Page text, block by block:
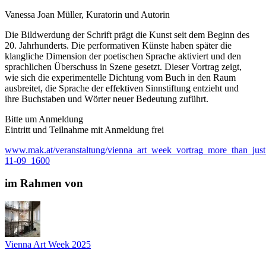
Vanessa Joan Müller, Kuratorin und Autorin
Die Bildwerdung der Schrift prägt die Kunst seit dem Beginn des
20. Jahrhunderts. Die performativen Künste haben später die
klangliche Dimension der poetischen Sprache aktiviert und den
sprachlichen Überschuss in Szene gesetzt. Dieser Vortrag zeigt,
wie sich die experimentelle Dichtung vom Buch in den Raum
ausbreitet, die Sprache der effektiven Sinnstiftung entzieht und
ihre Buchstaben und Wörter neuer Bedeutung zuführt.
Bitte um Anmeldung
Eintritt und Teilnahme mit Anmeldung frei
www.mak.at/veranstaltung/
11-09_1600
im Rahmen von
Vienna Art Week 2025